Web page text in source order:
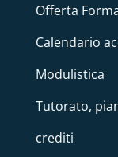
Offerta
Calendario
Modulistica
Tutorato,
crediti